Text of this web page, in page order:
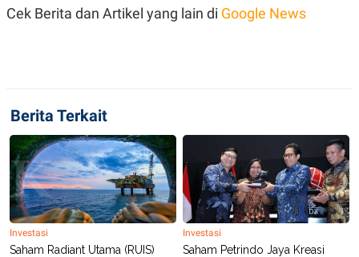
A
A
K
R
J
N
E
P
A
P
E
R
A
D
V
E
R
T
I
S
I
Cek Berita dan Artikel yang lain di Google News
Berita Terkait
Investasi
Saham Radiant Utama (RUIS)
Investasi
Saham Petrindo Jaya Kreasi